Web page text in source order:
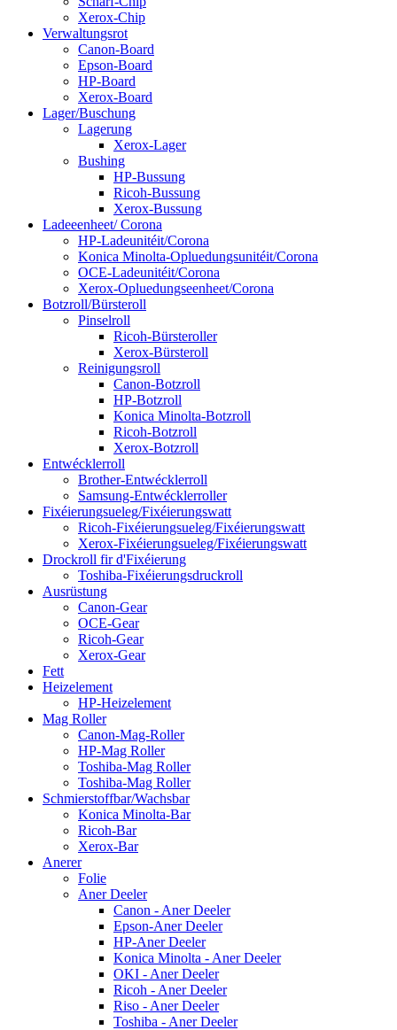
Xerox-Chip
Verwaltungsrot
Canon-Board
Epson-Board
HP-Board
Xerox-Board
Lager/Buschung
Lagerung
Xerox-Lager
Bushing
HP-Bussung
Ricoh-Bussung
Xerox-Bussung
Ladeeenheet/ Corona
HP-Ladeunitéit/Corona
Konica Minolta-Opluedungsunitéit/Corona
OCE-Ladeunitéit/Corona
Xerox-Opluedungseenheet/Corona
Botzroll/Bürsteroll
Pinselroll
Ricoh-Bürsteroller
Xerox-Bürsteroll
Reinigungsroll
Canon-Botzroll
HP-Botzroll
Konica Minolta-Botzroll
Ricoh-Botzroll
Xerox-Botzroll
Entwécklerroll
Brother-Entwécklerroll
Samsung-Entwécklerroller
Fixéierungsueleg/Fixéierungswatt
Ricoh-Fixéierungsueleg/Fixéierungswatt
Xerox-Fixéierungsueleg/Fixéierungswatt
Drockroll fir d'Fixéierung
Toshiba-Fixéierungsdruckroll
Ausrüstung
Canon-Gear
OCE-Gear
Ricoh-Gear
Xerox-Gear
Fett
Heizelement
HP-Heizelement
Mag Roller
Canon-Mag-Roller
HP-Mag Roller
Toshiba-Mag Roller
Toshiba-Mag Roller
Schmierstoffbar/Wachsbar
Konica Minolta-Bar
Ricoh-Bar
Xerox-Bar
Anerer
Folie
Aner Deeler
Canon - Aner Deeler
Epson-Aner Deeler
HP-Aner Deeler
Konica Minolta - Aner Deeler
OKI - Aner Deeler
Ricoh - Aner Deeler
Riso - Aner Deeler
Toshiba - Aner Deeler